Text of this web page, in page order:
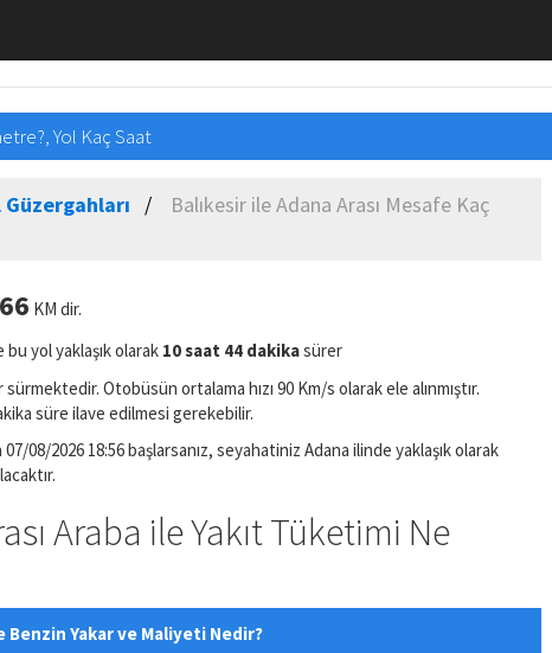
Yol Kaç Saat
Güzergahları
Balıkesir ile Adana Arası Mesafe Kaç
KM dir.
yol yaklaşık olarak 10 saat 44 dakikasürer
Otobüsün ortalama hızı 90 Km/s olarak ele alınmıştır.
süre ilave edilmesi gerekebilir.
08/2026 18:56 başlarsanız, seyahatiniz Adana ilinde yaklaşık olarak
Araba ile Yakıt Tüketimi Ne
Benzin Yakar ve Maliyeti Nedir?